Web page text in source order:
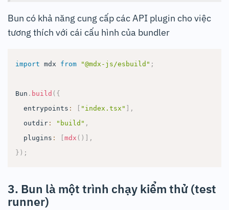
Bun có khả năng cung cấp các API plugin cho việc
tương thích với cái cấu hình của bundler
import mdx from "@mdx-js/esbuild" ;
Bun . build ( {
  entrypoints
: [ "index.tsx" ] ,
  outdir
: "build" ,
  plugins
: [mdx ( ) ] ,
} ) ;
3. Bun là một trình chạy kiểm thử (test
runner)